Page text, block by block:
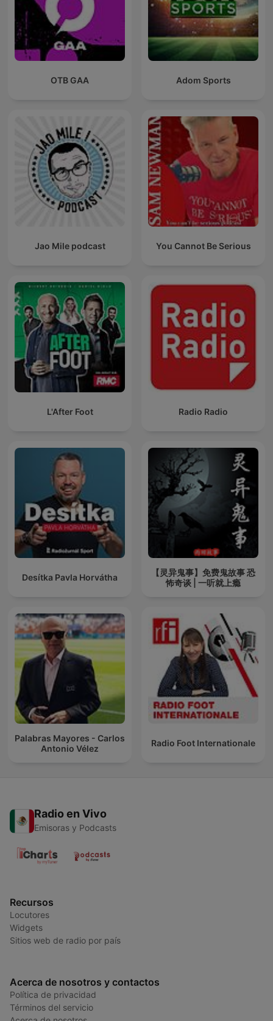
OTB GAA Adom Sports
Jao Mile podcast You Cannot Be Serious
L'After Foot Radio Radio
Desítka Pavla Horvátha
【灵异鬼事】免费鬼故事 恐
怖奇谈 | 一听就上瘾
Palabras Mayores - Carlos
Antonio Vélez
Radio Foot Internationale
Radio en Vivo
Emisoras y Podcasts
Recursos
Locutores
Widgets
Sitios web de radio por país
Acerca de nosotros y contactos
Política de privacidad
Términos del servicio